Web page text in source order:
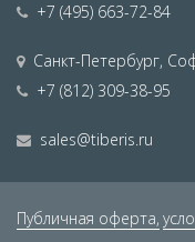
+7 (495) 663-72-84
Санкт-Петербург,
+7 (812) 309-38-95
sales@tiberis.ru
Публичная оферта,